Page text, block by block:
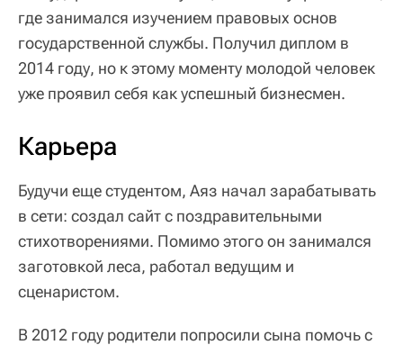
где занимался изучением правовых основ
государственной службы. Получил диплом в
2014 году, но к этому моменту молодой человек
уже проявил себя как успешный бизнесмен.
Карьера
Будучи еще студентом, Аяз начал зарабатывать
в сети: создал сайт с поздравительными
стихотворениями. Помимо этого он занимался
заготовкой леса, работал ведущим и
сценаристом.
В 2012 году родители попросили сына помочь с